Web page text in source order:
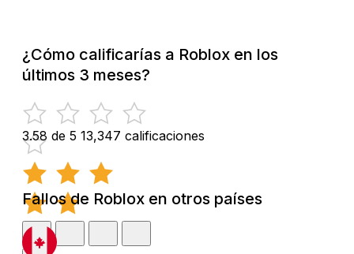
¿Cómo calificarías a Roblox en los
últimos 3 meses?
3.58 de 5 13,347 calificaciones
Fallos de Roblox en otros países